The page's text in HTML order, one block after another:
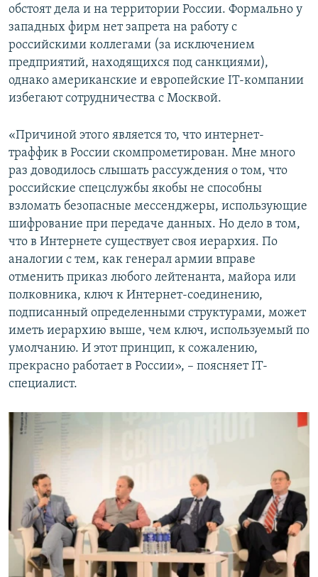
обстоят дела и на территории России. Формально у
западных фирм нет запрета на работу с
российскими коллегами (за исключением
предприятий, находящихся под санкциями),
однако американские и европейские IT-компании
избегают сотрудничества с Москвой.
«Причиной этого является то, что интернет-
траффик в России скомпрометирован. Мне много
раз доводилось слышать рассуждения о том, что
российские спецслужбы якобы не способны
взломать безопасные мессенджеры, использующие
шифрование при передаче данных. Но дело в том,
что в Интернете существует своя иерархия. По
аналогии с тем, как генерал армии вправе
отменить приказ любого лейтенанта, майора или
полковника, ключ к Интернет-соединению,
подписанный определенными структурами, может
иметь иерархию выше, чем ключ, используемый по
умолчанию. И этот принцип, к сожалению,
прекрасно работает в России», – поясняет IT-
специалист.